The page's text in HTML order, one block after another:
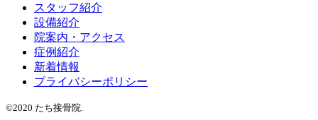
スタッフ紹介
設備紹介
院案内・アクセス
症例紹介
新着情報
プライバシーポリシー
©2020 たち接骨院.